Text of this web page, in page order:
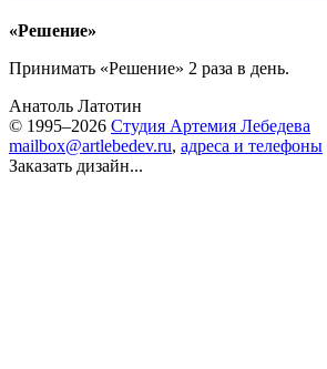
«Решение»
Принимать «Решение» 2 раза в день.
Анатоль Латотин
© 1995–2026 Студия Артемия Лебедева
mailbox@artlebedev.ru, адреса и телефоны
Заказать дизайн...